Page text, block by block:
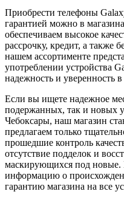
Приобрести телефоны
гарантией можно в
обеспечиваем высокое
рассрочку, кредит, а также
нашем ассортименте
употреблении устройства
надежность и уверенность
Если вы ищете надежное
подержанных, так и новых
Чебоксары, наш магазин
предлагаем только
прошедшие контроль
отсутствие подделок и
маскирующихся под
информацию о
гарантию магазина на все